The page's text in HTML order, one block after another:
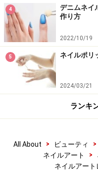
4
デニムネイ
作り方
2022/10/19
5 ネイルポリ
2024/03/21
ランキ
All About > ビューティ >
ネイルアート
>
ネイルアート